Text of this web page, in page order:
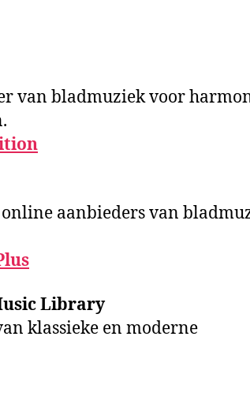
van bladmuziek voor
online aanbieders van
Library
klassieke en moderne